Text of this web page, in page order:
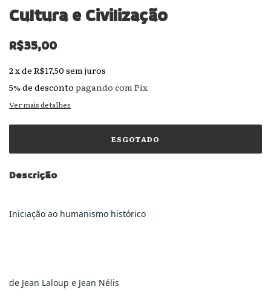
Cultura e Civilização
R$35,00
2xde R$17,50 sem juros
5% de desconto pagando com Pix
Ver mais detalhes
Descrição
Iniciação ao humanismo histórico
de Jean Laloup e Jean Nélis